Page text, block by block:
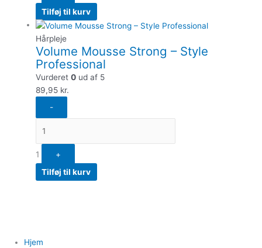
Tilføj til kurv
Hårpleje
Volume Mousse Strong – Style
Professional
Vurderet0 ud af 5
89,95 kr.
-
1
+
Tilføj til kurv
Hjem